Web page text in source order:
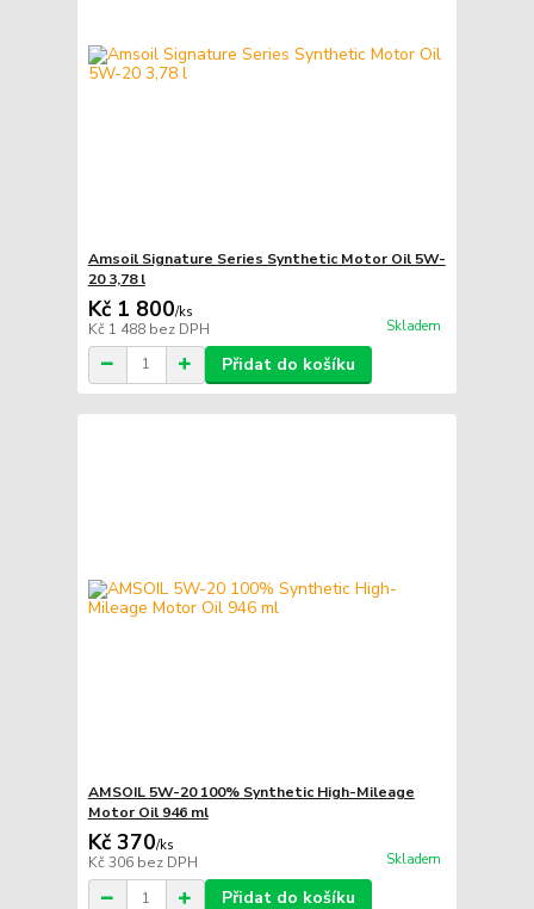
Amsoil Signature Series Synthetic Motor Oil 5W-
20 3,78 l
Kč 1 800/ks
Kč 1 488 bez DPH Skladem
Přidat do košíku
AMSOIL 5W-20 100% Synthetic High-Mileage
Motor Oil 946 ml
Kč 370/ks
Kč 306 bez DPH Skladem
Přidat do košíku